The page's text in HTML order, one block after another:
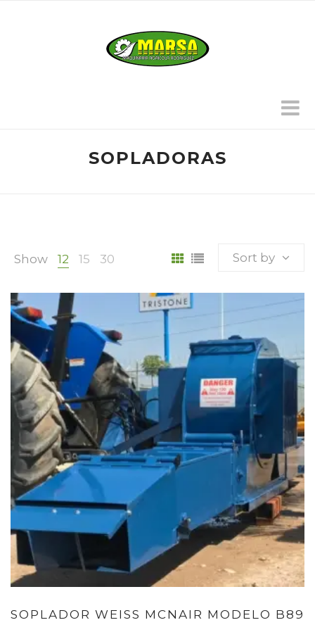
SOPLADORAS
Show 12 15 30 Sort by
SOPLADOR WEISS MCNAIR MODELO B89